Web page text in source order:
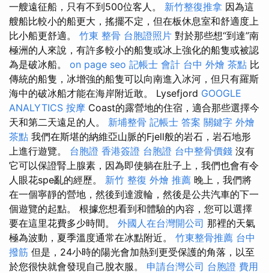
一艘遠征船，只有不到500位客人。 新竹整復推拿 因為這
艘船比較小的船更大，搖擺不定，但在板休息室和舒適度上
比小船更舒適。 竹東 整骨 台胞證照片 對於那些想“到達”南
極洲的人來說，有許多較小的船隻或冰上強化的船隻或被認
為是破冰船。 on page seo 記帳士 會計 台中 外燴 茶點 比
傳統的船隻，冰增強的船隻可以向南進入冰河，但只有羅斯
海中的破冰船才能在海岸附近敢。 Lysefjord GOOGLE
ANALYTICS 按摩 Coast的露營地的住宿，適合那些選擇今
天和第二天遠足的人。 新埔整骨 記帳士 答案 關鍵字 外燴
茶點 我們在斯堪的納維亞山脈的Fjell般的岩石，岩石地形
上進行遊覽。 台胞證 香港簽證 台胞證 台中整骨價錢 沒有
它可以保證腎上腺素，因為即使躺在肚子上，我們也會有令
人眼花spe亂的經歷。 新竹 整復 外燴 推薦 晚上，我們將
在一個寧靜的營地，然後到達渡輪，然後是公共汽車的下一
個遊覽的起點。 根據您想看到和體驗的內容，您可以選擇
要在這里花費多少時間。 外國人在台灣開公司 那裡的天氣
極為波動，夏季溫度通常在冰點附近。 竹東整骨推薦 台中
撥筋 但是，24小時的陽光會加熱到更受保護的角落，以至
於您很快就會發現自己脫衣服。 申請台灣公司 台胞證 費用